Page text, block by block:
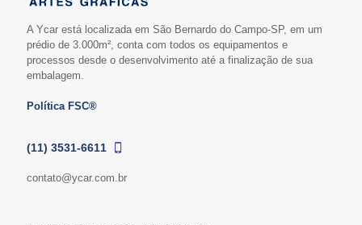
A Ycar está localizada em São Bernardo do Campo-SP, em um
prédio de 3.000m², conta com todos os equipamentos e
processos desde o desenvolvimento até a finalização de sua
embalagem.
Política FSC®
(11) 3531-6611
contato@ycar.com.br